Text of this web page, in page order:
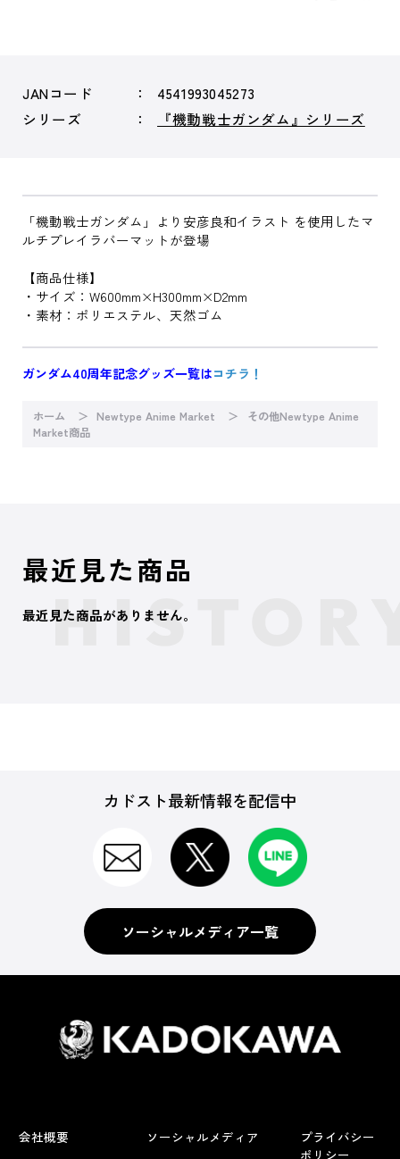
JANコード
4541993045273
シリーズ
『機動戦士ガンダム』シリーズ
「機動戦士ガンダム」より安彦良和イラスト を使用したマ
ルチプレイラバーマットが登場
【商品仕様】
・サイズ：W600mm×H300mm×D2mm
・素材：ポリエステル、天然ゴム
ガンダム40周年記念グッズ一覧はコチラ！
ホーム Newtype Anime Market
その他Newtype Anime
Market商品
最近見た商品
最近見た商品がありません。
カドスト最新情報を配信中
ソーシャルメディア一覧
会社概要
ソーシャルメディア
プライバシー
ポリシー